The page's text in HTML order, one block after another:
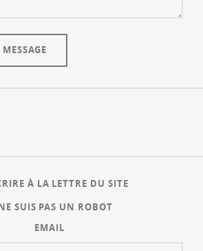
À LA LETTRE DU SITE
SUIS PAS UN ROBOT
EMAIL